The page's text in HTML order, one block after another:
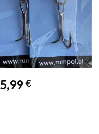
Ursprünglicher
5,99€Aktueller